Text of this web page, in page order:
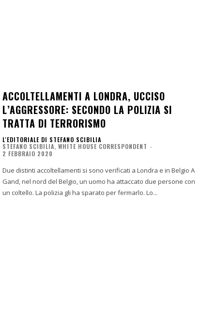
ACCOLTELLAMENTI A LONDRA, UCCISO
L’AGGRESSORE: SECONDO LA POLIZIA SI
TRATTA DI TERRORISMO
L'EDITORIALE DI STEFANO SCIBILIA
STEFANO SCIBILIA, WHITE HOUSE CORRESPONDENT -
2 FEBBRAIO 2020
Due distinti accoltellamenti si sono verificati a Londra e in Belgio A
Gand, nel nord del Belgio, un uomo ha attaccato due persone con
un coltello. La polizia gli ha sparato per fermarlo. Lo...